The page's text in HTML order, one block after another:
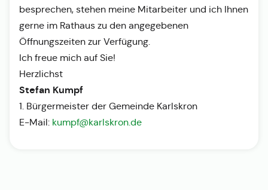
besprechen, stehen meine Mitarbeiter und ich Ihnen
gerne im Rathaus zu den angegebenen
Öffnungszeiten zur Verfügung.
Ich freue mich auf Sie!
Herzlichst
Stefan Kumpf
1. Bürgermeister der Gemeinde Karlskron
E-Mail: kumpf@karlskron.de